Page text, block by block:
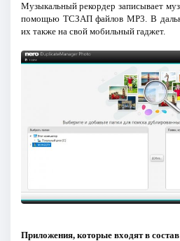
Музыкальный рекордер записывает
помощью ТСЗАП файлов MP3. В
их также на свой мобильный гаджет.
Приложения, которые входят в